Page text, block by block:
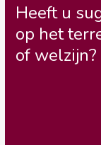
Heeft u
op het
of welzijn?